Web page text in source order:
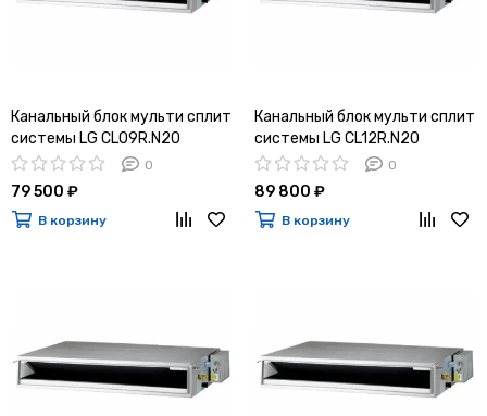
Канальный блок мульти сплит
системы LG CL09R.N20
0
79 500 ₽
В корзину
Канальный блок мульти сплит
системы LG CL12R.N20
0
89 800 ₽
В корзину